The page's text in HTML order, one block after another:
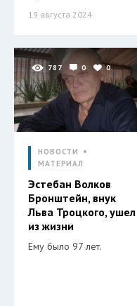
19 августа 2024
787 0 0
НОВОСТИ
МАТЕРИАЛ
Эстебан Волков
Бронштейн, внук
Льва Троцкого, ушел
из жизни
Ему было 97 лет.